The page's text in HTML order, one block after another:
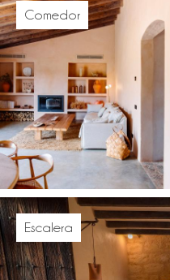
Comedor
Escalera